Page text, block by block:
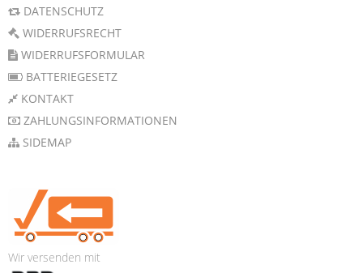
DATENSCHUTZ
WIDERRUFSRECHT
WIDERRUFSFORMULAR
BATTERIEGESETZ
KONTAKT
ZAHLUNGSINFORMATIONEN
SIDEMAP
Wir versenden mit